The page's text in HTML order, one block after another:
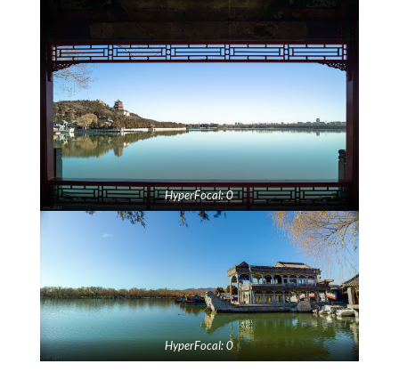
HyperFocal: 0
HyperFocal: 0